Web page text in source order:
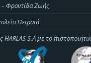
Φροντίδα Ζωής
Πειραιά
HARLAS S.A με το